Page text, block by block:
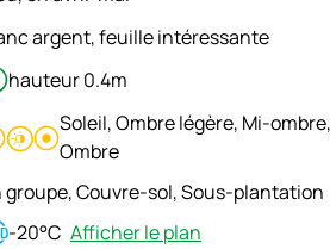
argent, feuille intéressante
hauteur 0.4m
Soleil, Ombre légère, Mi-ombre,
Ombre
groupe, Couvre-sol, Sous-plantation
-20°C Afficher le plan